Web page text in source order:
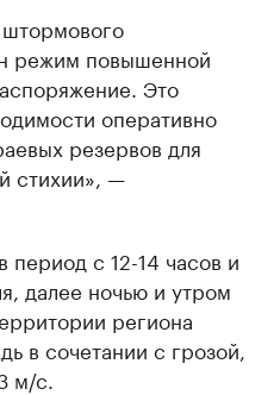
режим повышенной
Это
оперативно
резервов для
стихии», —
период с 12-14 часов и
далее ночью и утром
региона
в сочетании с грозой,
м/с.